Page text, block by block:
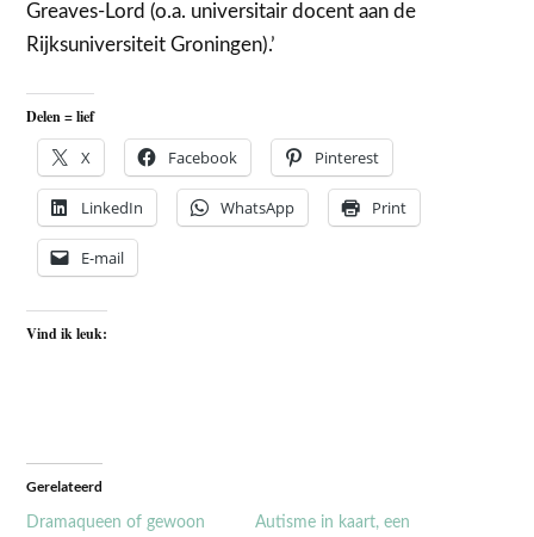
Greaves-Lord (o.a. universitair docent aan de
Rijksuniversiteit Groningen).’
Delen = lief
X Facebook Pinterest
LinkedIn WhatsApp Print
E-mail
Vind ik leuk:
Gerelateerd
Dramaqueen of gewoon
Autisme in kaart, een